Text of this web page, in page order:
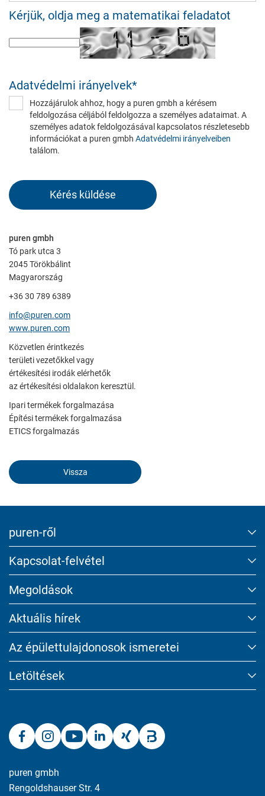
Kérjük, oldja meg a matematikai feladatot
Adatvédelmi irányelvek*
Hozzájárulok ahhoz, hogy a puren gmbh a kérésem
feldolgozása céljából feldolgozza a személyes adataimat. A
személyes adatok feldolgozásával kapcsolatos részletesebb
információkat a puren gmbh Adatvédelmi irányelveiben
találom.
puren gmbh
Tó park utca 3
2045 Törökbálint
Magyarország
+36 30 789 6389
info@puren.com
www.puren.com
Közvetlen érintkezés
területi vezetőkkel vagy
értékesítési irodák elérhetők
az értékesítési oldalakon keresztül.
Ipari termékek forgalmazása
Építési termékek forgalmazása
ETICS forgalmazás
Vissza
puren gmbh
Rengoldshauser Str. 4
puren-ről
Kapcsolat-felvétel
Megoldások
Aktuális hírek
Az épület­tulajdonosok ismeretei
Letöltések
External Content
Includes resources that make external content available on the
website. Such as YouTube, Instagram or similar providers.
Consent Information
Marketing
Marketing and statistics cookies are used to enable anonymous
tracking. Here, anonymised data can be forwarded to possible
Consent Information